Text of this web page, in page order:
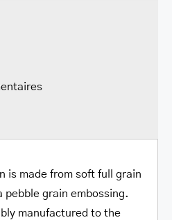
is made from soft full grain
pebble grain embossing.
manufactured to the